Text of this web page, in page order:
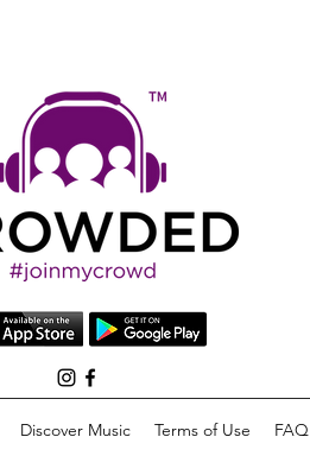
Discover Music Terms of Use FAQ